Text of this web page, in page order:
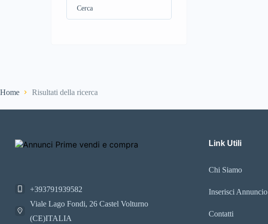
Home Risultati della ricerca
+393791939582
Viale Lago Fondi, 26 Castel Volturno
(CE)ITALIA
Link Utili
Chi Siamo
Inserisci Annuncio
Contatti